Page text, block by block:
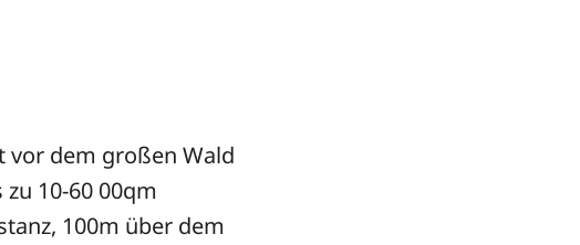
vor dem großen Wald
10-60 00qm
100m über dem